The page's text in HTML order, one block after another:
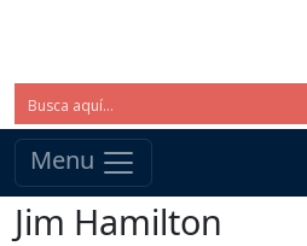
Menu
Jim Hamilton